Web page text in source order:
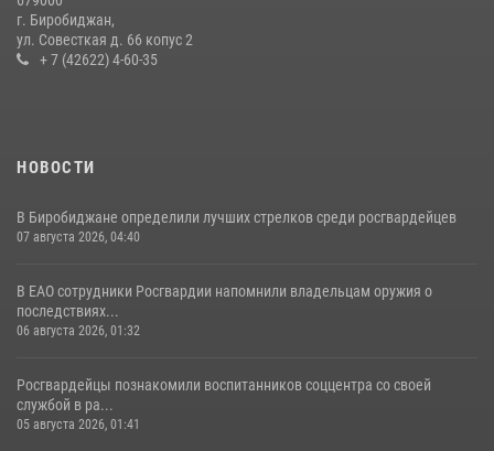
Первых основам самообороны
13 июля 2026, 02:04 3
г. Биробиджан,
ул. Совесткая д. 66 копус 2
+ 7 (42622) 4-60-35
НОВОСТИ
В Биробиджане определили лучших стрелков среди росгвардейцев
07 августа 2026, 04:40
В ЕАО сотрудники Росгвардии напомнили владельцам оружия о
последствиях...
06 августа 2026, 01:32
Росгвардейцы познакомили воспитанников соццентра со своей
службой в ра...
05 августа 2026, 01:41